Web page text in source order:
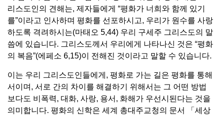
리스도인의 견해는, 제자들에게 “평화가 너희와 함께 있기
를”이라고 인사하며 평화를 선포하시고, 우리가 원수를 사랑
하도록 격려하시는(마태오 5,44) 우리 구세주 그리스도의 말
씀에 있습니다. 그리스도께서 우리에게 나타나신 것은 “평화
의 복음”(에페소 6,15)이 전해진 것이라고 말할 수 있습니다.
이는 우리 그리스도인들에게, 평화로 가는 길은 평화를 통해
서이며, 서로 간의 차이를 해결하기 위해서는 그 어떤 방법
보다도 비폭력, 대화, 사랑, 용서, 화해가 우선시된다는 것을
의미합니다. 평화의 신학은 세계 총대주교청의 문서 「세상